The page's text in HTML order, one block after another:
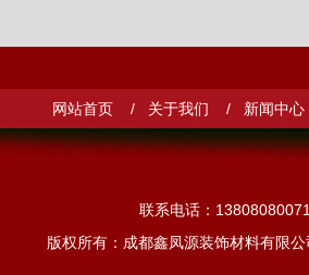
网站首页 / 关于我们 / 新闻中
联系电话：
版权所有：成都鑫凤源装饰材料有限